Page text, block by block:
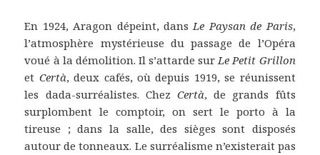
En 1924, Aragon dépeint, dansLe Paysan de Paris,
l’atmosphère mystérieuse du passage de l’Opéra
voué à la démolition. Il s’attarde surLe Petit Grillon
et Certà, deux cafés, où depuis 1919, se réunissent
les dada-surréalistes. Chez Certà, de grands fûts
surplombent le comptoir, on sert le porto à la
tireuse ; dans la salle, des sièges sont disposés
autour de tonneaux. Le surréalisme n’existerait pas